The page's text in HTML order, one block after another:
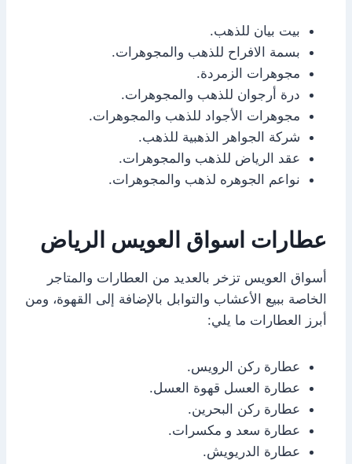
بيت بيان للذهب.
بسمة الافراح للذهب والمجوهرات.
مجوهرات الزمردة.
درة أرجوان للذهب والمجوهرات.
مجوهرات الأجواد للذهب والمجوهرات.
شركة الجواهر الذهبية للذهب.
عقد الرياض للذهب والمجوهرات.
نواعم الجوهره لذهب والمجوهرات.
عطارات اسواق العويس الرياض
أسواق العويس تزخر بالعديد من العطارات والمتاجر
الخاصة ببيع الأعشاب والتوابل بالإضافة إلى القهوة، ومن
أبرز العطارات ما يلي:
عطارة ركن الرويس.
عطارة العسل قهوة العسل.
عطارة ركن البحرين.
عطارة سعد و مكسرات.
عطارة الدريويش.